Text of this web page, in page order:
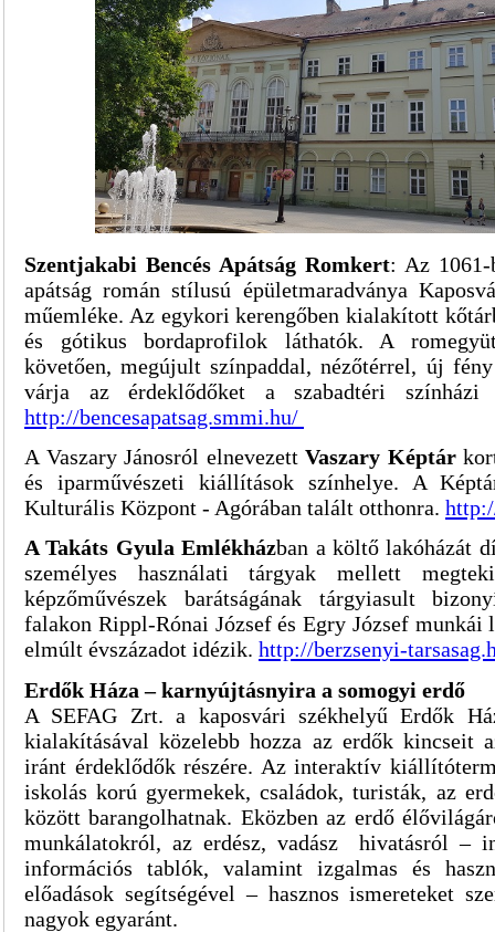
Szentjakabi Bencés Apátság Romkert: Az
apátság román stílusú épületmaradványa
műemléke. Az egykori kerengőben kialakított
és gótikus bordaprofilok láthatók. A
követően, megújult színpaddal, nézőtérrel, új
várja az érdeklődőket a szabadtéri színházi
http://bencesapatsag.smmi.hu/
A Vaszary Jánosról elnevezett Vaszary Képtár
és iparművészeti kiállítások színhelye. A
Kulturális Központ - Agórában talált otthonra.
ATakáts Gyula Emlékházban a költő lakóházát
személyes használati tárgyak mellett
képzőművészek barátságának tárgyiasult
falakon Rippl-Rónai József és Egry József munkái
elmúlt évszázadot idézik. http://berzsenyi-
Erdők Háza – karnyújtásnyira a somogyi erdő
A SEFAG Zrt. a kaposvári székhelyű Erdők
kialakításával közelebb hozza az erdők kincseit
iránt érdeklődők részére. Az interaktív
iskolás korú gyermekek, családok, turisták, az
között barangolhatnak. Eközben az erdő
munkálatokról, az erdész, vadász hivatásról –
információs tablók, valamint izgalmas és
előadások segítségével – hasznos ismereteket
nagyok egyaránt.